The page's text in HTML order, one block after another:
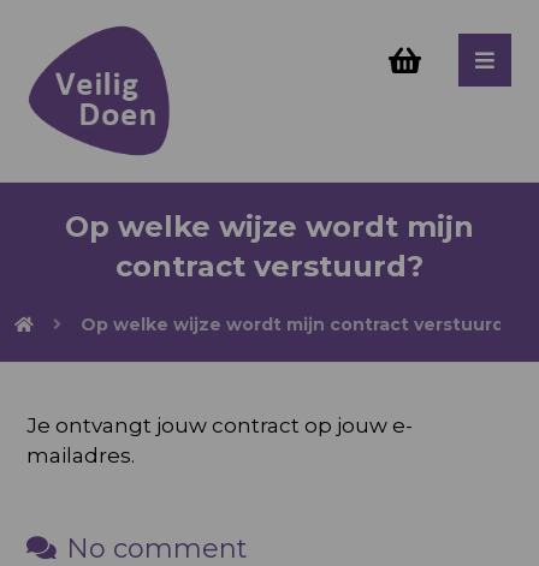
Op welke wijze wordt mijn
contract verstuurd?
Op welke wijze wordt mijn contract verstuurd?
Je ontvangt jouw contract op jouw e-
mailadres.
No comment